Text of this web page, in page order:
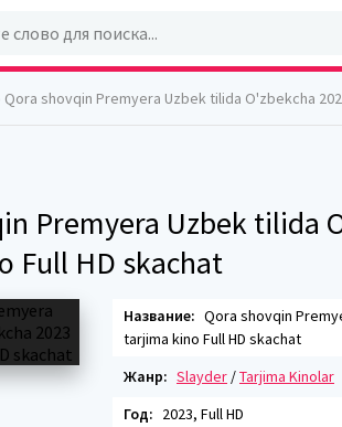
Qora shovqin Premyera Uzbek tilida O'zbekcha
Premyera Uzbek tilida
Full HD skachat
Название: Qora shovqin
tarjima kino Full HD skachat
Жанр: Slayder /Tarjima Kinolar
Год: 2023, Full HD